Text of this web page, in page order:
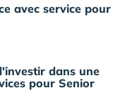
avec service pour
dans une
pour Senior